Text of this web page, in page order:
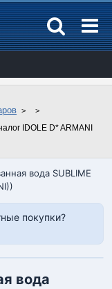
IDOLE D* ARMANI
вода SUBLIME
покупки?
вода